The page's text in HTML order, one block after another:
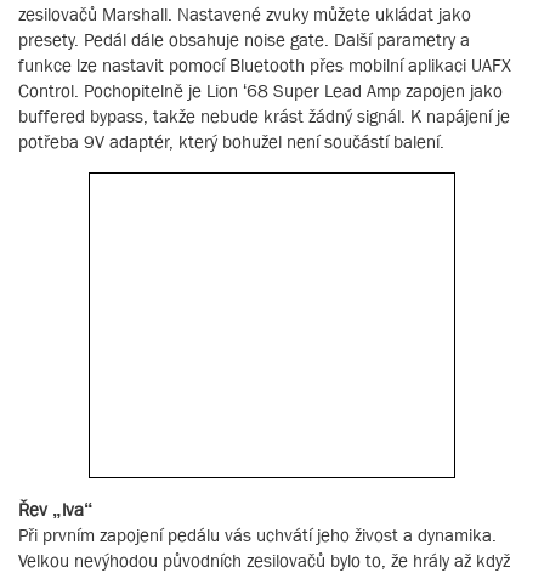
zesilovačů Marshall. Nastavené zvuky můžete ukládat jako
presety. Pedál dále obsahuje noise gate. Další parametry a
funkce lze nastavit pomocí Bluetooth přes mobilní aplikaci UAFX
Control. Pochopitelně je Lion ‘68 Super Lead Amp zapojen jako
buffered bypass, takže nebude krást žádný signál. K napájení je
potřeba 9V adaptér, který bohužel není součástí balení.
Řev „lva“
Při prvním zapojení pedálu vás uchvátí jeho živost a dynamika.
Velkou nevýhodou původních zesilovačů bylo to, že hrály až když